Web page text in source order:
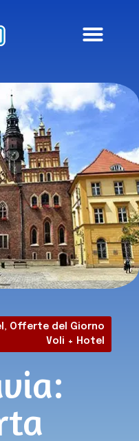
, Offerte del Giorno
Voli + Hotel